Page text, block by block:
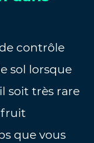
contrôle
sol lorsque
soit très rare
fruit
que vous